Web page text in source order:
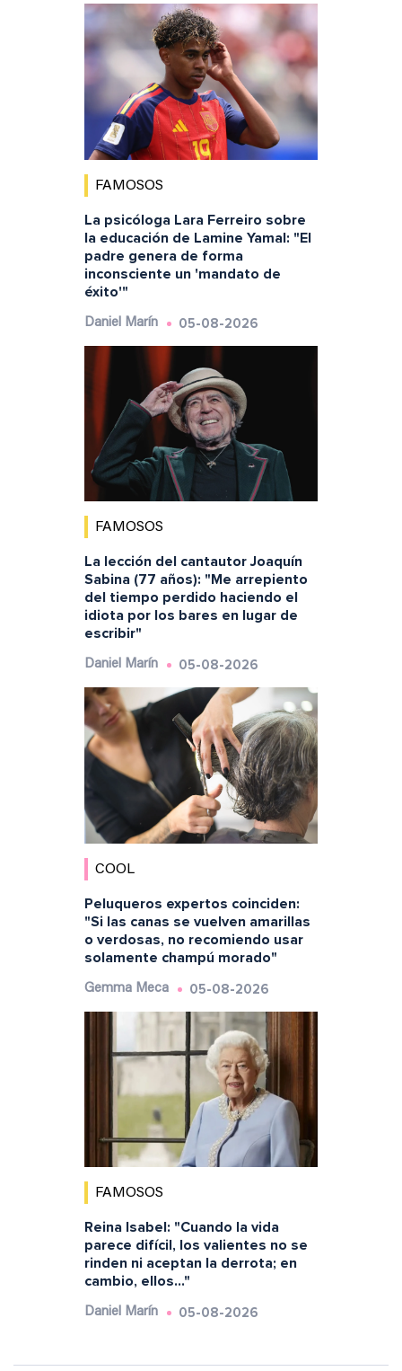
FAMOSOS
La psicóloga Lara Ferreiro sobre
la educación de Lamine Yamal: "El
padre genera de forma
inconsciente un 'mandato de
éxito'"
Daniel Marín 05-08-2026
FAMOSOS
La lección del cantautor Joaquín
Sabina (77 años): "Me arrepiento
del tiempo perdido haciendo el
idiota por los bares en lugar de
escribir"
Daniel Marín 05-08-2026
COOL
Peluqueros expertos coinciden:
"Si las canas se vuelven amarillas
o verdosas, no recomiendo usar
solamente champú morado"
Gemma Meca 05-08-2026
FAMOSOS
Reina Isabel: "Cuando la vida
parece difícil, los valientes no se
rinden ni aceptan la derrota; en
cambio, ellos..."
Daniel Marín 05-08-2026